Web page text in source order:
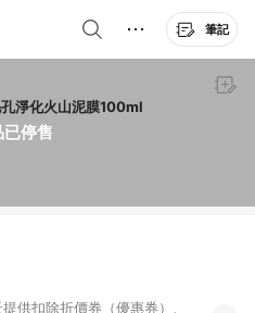
筆記
已停售
淨化火山泥膜100ml